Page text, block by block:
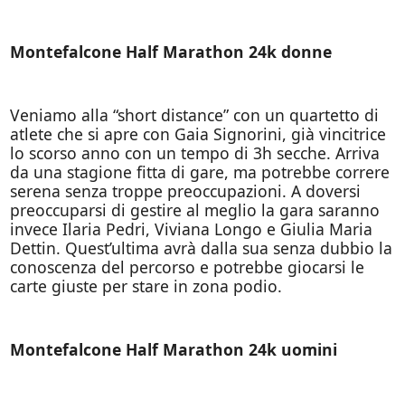
Montefalcone Half Marathon 24k donne
Veniamo alla “short distance” con un quartetto di
atlete che si apre con Gaia Signorini, già vincitrice
lo scorso anno con un tempo di 3h secche. Arriva
da una stagione fitta di gare, ma potrebbe correre
serena senza troppe preoccupazioni. A doversi
preoccuparsi di gestire al meglio la gara saranno
invece Ilaria Pedri, Viviana Longo e Giulia Maria
Dettin. Quest’ultima avrà dalla sua senza dubbio la
conoscenza del percorso e potrebbe giocarsi le
carte giuste per stare in zona podio.
Montefalcone Half Marathon 24k uomini